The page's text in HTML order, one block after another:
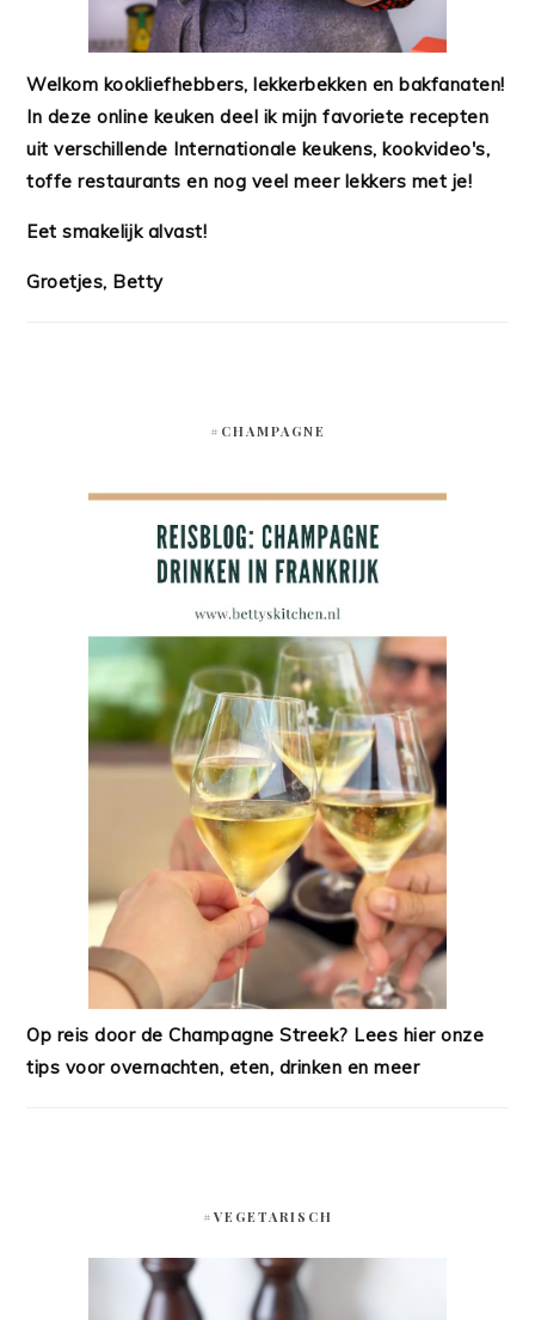
Welkom kookliefhebbers, lekkerbekken en bakfanaten!
In deze online keuken deel ik mijn favoriete recepten
uit verschillende Internationale keukens, kookvideo's,
toffe restaurants en nog veel meer lekkers met je!
Eet smakelijk alvast!
Groetjes, Betty
#CHAMPAGNE
Op reis door de Champagne Streek? Lees hier onze
tips voor overnachten, eten, drinken en meer
#VEGETARISCH